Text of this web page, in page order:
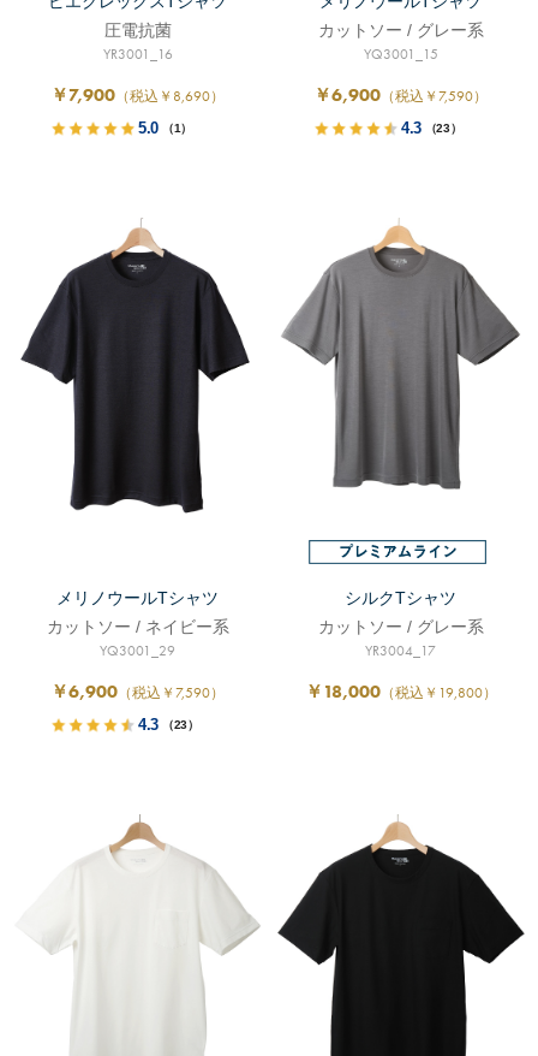
圧電抗菌
YR3001_16
￥7,900 （税込￥8,690）
5.0 （1）
カットソー / グレー系
YQ3001_15
￥6,900 （税込￥7,590）
4.3 （23）
メリノウールTシャツ
カットソー / ネイビー系
YQ3001_29
￥6,900 （税込￥7,590）
4.3 （23）
シルクTシャツ
カットソー / グレー系
YR3004_17
￥18,000（税込￥19,800）